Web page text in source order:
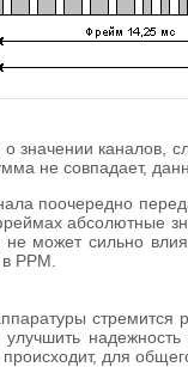
значении
не совпадает,
поочередно
абсолютные
может сильно
PPM.
стремится
улучшить
для